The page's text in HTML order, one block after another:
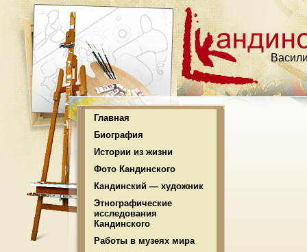
Главная
Биография
Истории из жизни
Фото Кандинского
Кандинский — художник
Этнографические
исследования
Кандинского
Работы в музеях мира